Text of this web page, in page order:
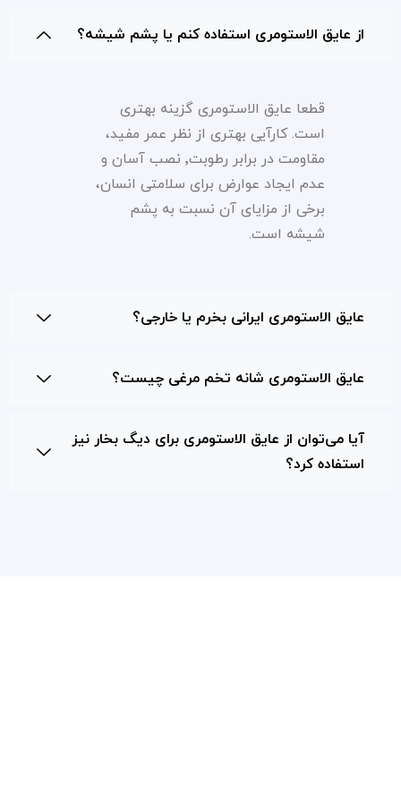
از عایق الاستومری استفاده کنم یا پشم شیشه؟
قطعا عایق الاستومری گزینه بهتری
است. کارآیی بهتری از نظر عمر مفید،
مقاومت در برابر رطوبت٬ نصب آسان و
عدم ایجاد عوارض برای سلامتی انسان،
برخی از مزایای آن نسبت به پشم
شیشه است.
عایق الاستومری ایرانی بخرم یا خارجی؟
عایق الاستومری شانه تخم مرغی چیست؟
آیا می‌توان از عایق الاستومری برای دیگ بخار نیز
استفاده کرد؟